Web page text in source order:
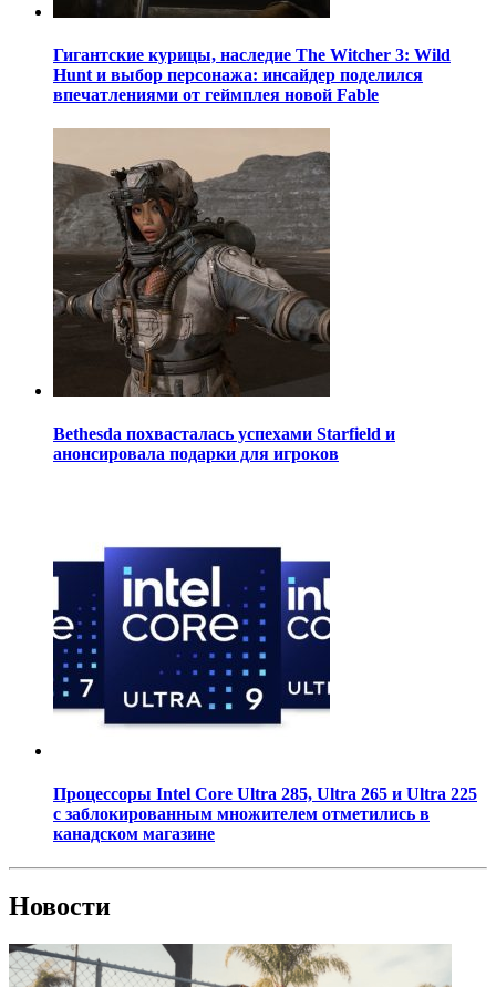
Гигантские курицы, наследие The Witcher 3: Wild
Hunt и выбор персонажа: инсайдер поделился
впечатлениями от геймплея новой Fable
Bethesda похвасталась успехами Starfield и
анонсировала подарки для игроков
Процессоры Intel Core Ultra 285, Ultra 265 и Ultra 225
с заблокированным множителем отметились в
канадском магазине
Новости